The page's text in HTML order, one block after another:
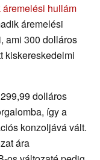
áremelési hullám
áremelési
ami 300 dolláros
kiskereskedelmi
dolláros
így a
konzoljává vált.
ára